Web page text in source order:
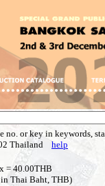
no. or key in keywords,
Thailand help
= 40.00THB
Thai Baht, THB)